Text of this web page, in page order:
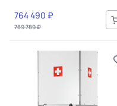
764 490 ₽
789 789 ₽